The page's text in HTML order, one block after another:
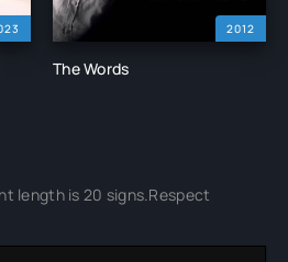
2012
The Words
length is 20 signs.Respect